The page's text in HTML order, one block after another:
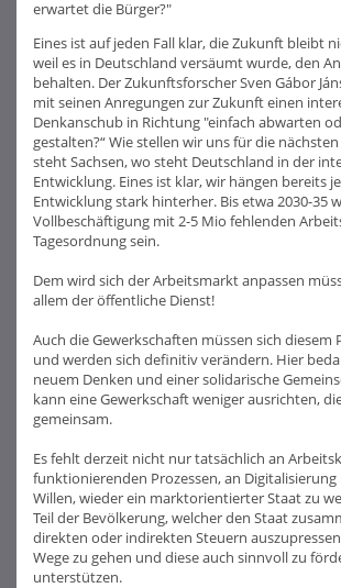
erwartet die Bürger?"
Eines ist auf jeden Fall klar, die Zukunft bleibt
weil es in Deutschland versäumt wurde, den
behalten. Der Zukunftsforscher Sven Gábor
mit seinen Anregungen zur Zukunft einen
Denkanschub in Richtung "einfach abwarten
gestalten?“ Wie stellen wir uns für die nächsten
steht Sachsen, wo steht Deutschland in der
Entwicklung. Eines ist klar, wir hängen bereits
Entwicklung stark hinterher. Bis etwa 2030-35
Vollbeschäftigung mit 2-5 Mio fehlenden
Tagesordnung sein.
Dem wird sich der Arbeitsmarkt anpassen
allem der öffentliche Dienst!
Auch die Gewerkschaften müssen sich diesem
und werden sich definitiv verändern. Hier
neuem Denken und einer solidarische
kann eine Gewerkschaft weniger ausrichten,
gemeinsam.
Es fehlt derzeit nicht nur tatsächlich an
funktionierenden Prozessen, an
Willen, wieder ein marktorientierter Staat zu
Teil der Bevölkerung, welcher den Staat
direkten oder indirekten Steuern
Wege zu gehen und diese auch sinnvoll zu
unterstützen.